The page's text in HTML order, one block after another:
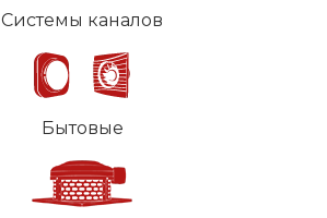
Системы каналов
Бытовые